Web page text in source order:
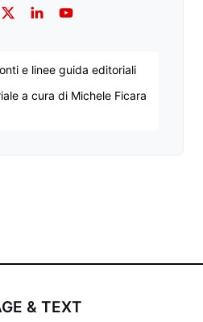
TwitterLinkedInYouTube
e linee guida editoriali
a cura di Michele Ficara
& TEXT